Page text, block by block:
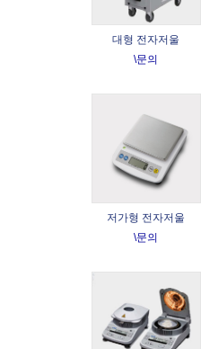
대형 전자저울
\문의
저가형 전자저울
\문의